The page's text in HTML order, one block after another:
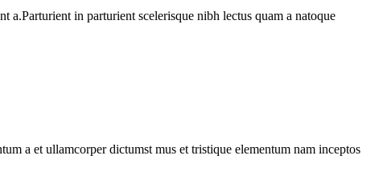
in parturient scelerisque nibh lectus quam a natoque
a et ullamcorper dictumst mus et tristique elementum nam inceptos